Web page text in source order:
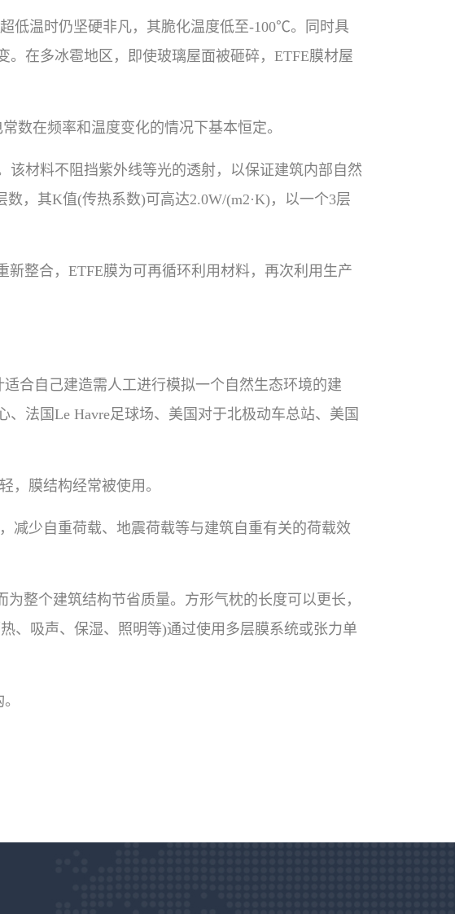
低温时仍坚硬非凡，其脆化温度低至-100℃。同时具
在多冰雹地区，即使玻璃屋面被砸碎，ETFE膜材屋
数在频率和温度变化的情况下基本恒定。
该材料不阻挡紫外线等光的透射，以保证建筑内部自然
，其K值(传热系数)可高达2.0W/(m2·K)，以一个3层
整合，ETFE膜为可再循环利用材料，再次利用生产
合自己建造需人工进行模拟一个自然生态环境的建
法国Le Havre足球场、美国对于北极动车总站、美国
，膜结构经常被使用。
减少自重荷载、地震荷载等与建筑自重有关的荷载效
整个建筑结构节省质量。方形气枕的长度可以更长，
、吸声、保湿、照明等)通过使用多层膜系统或张力单